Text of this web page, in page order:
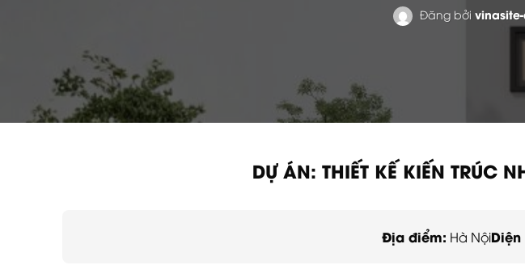
Đăng bởi
DỰ ÁN: THIẾT KẾ KIẾN TRÚC
Địa điểm: Hà Nội